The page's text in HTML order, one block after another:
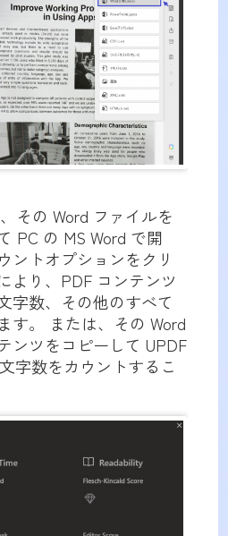
その Word ファイルを
PC の MS Word で開
ントオプションをクリ
より、PDF コンテンツ
字数、その他のすべて
す。 または、その Word
ンツをコピーして UPDF
字数をカウントするこ